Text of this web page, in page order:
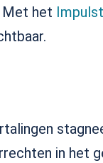
het
in het